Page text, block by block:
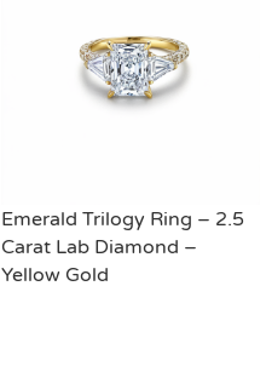
Emerald Trilogy Ring – 2.5
Carat Lab Diamond –
Yellow Gold